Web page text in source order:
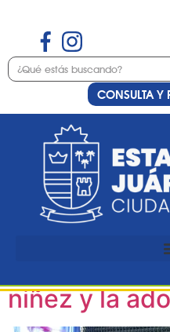
CONSULTA Y
Etiqueta:
MUNA volvió
87.9 para
niñez y la